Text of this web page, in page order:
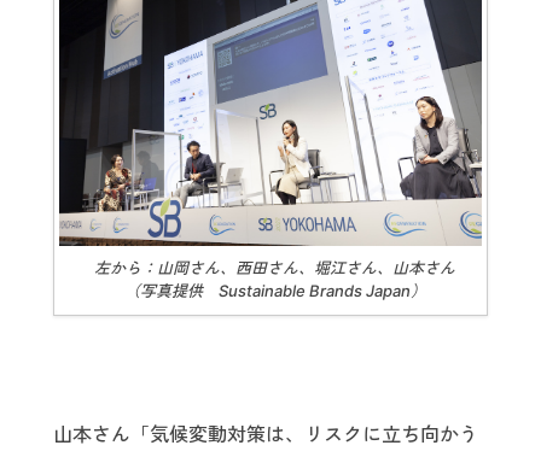
左から：山岡さん、西田さん、堀江さん、山本さん
（写真提供 Sustainable Brands Japan）
山本さん「気候変動対策は、リスクに立ち向かう